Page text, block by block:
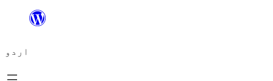
چھوڑیں
پر
جائیں
اردو